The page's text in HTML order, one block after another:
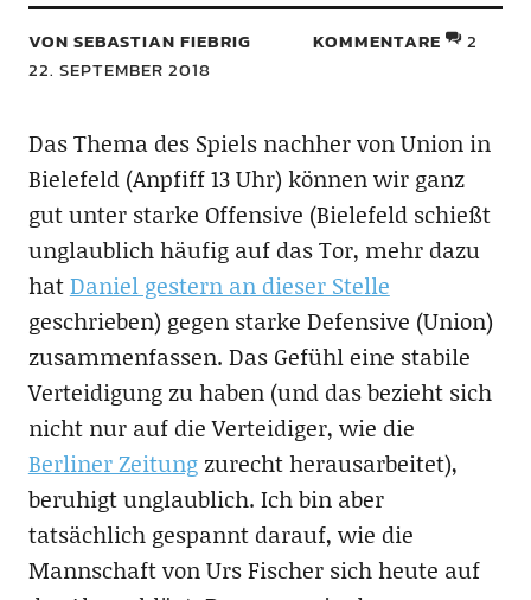
VON SEBASTIAN FIEBRIG
22. SEPTEMBER 2018
KOMMENTARE 2
Das Thema des Spiels nachher von Union in
Bielefeld (Anpfiff 13 Uhr) können wir ganz
gut unter starke Offensive (Bielefeld schießt
unglaublich häufig auf das Tor, mehr dazu
hatDaniel gestern an dieser Stelle
geschrieben) gegen starke Defensive (Union)
zusammenfassen. Das Gefühl eine stabile
Verteidigung zu haben (und das bezieht sich
nicht nur auf die Verteidiger, wie die
Berliner Zeitungzurecht herausarbeitet),
beruhigt unglaublich. Ich bin aber
tatsächlich gespannt darauf, wie die
Mannschaft von Urs Fischer sich heute auf